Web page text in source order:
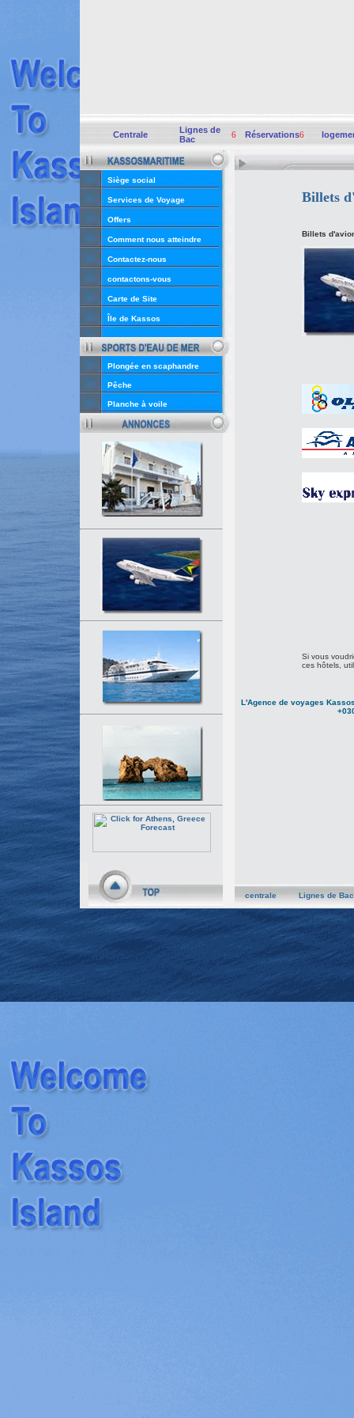
Centrale
Lignes de
Bac
6 Réservations6
Siège social
Billets
Billets
Si vous
ces hôtels,
L'Agence de voyages
Services de Voyage
Offers
Comment nous atteindre
Contactez-nous
contactons-vous
Carte de Site
Île de Kassos
Plongée en scaphandre
Pêche
Planche à voile
centrale Lignes de Bac